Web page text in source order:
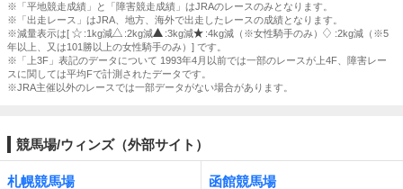
※「平地競走成績」と「障害競走成績」はJRAのレースのみとなります。
※「出走レース」はJRA、地方、海外で出走したレースの成績となります。
※減量表示は[
:1kg減 :2kg減 :3kg減 :4kg減（※女性騎手のみ）
:2kg減（※5
年以上、又は101勝以上の女性騎手のみ）] です。
※「上3F」表記のデータについて 1993年4月以前では一部のレースが上4F、障害レー
スに関しては平均Fで計測されたデータです。
※JRA主催以外のレースでは一部データがない場合があります。
競馬場/ウィンズ（外部サイト）
札幌競馬場 函館競馬場